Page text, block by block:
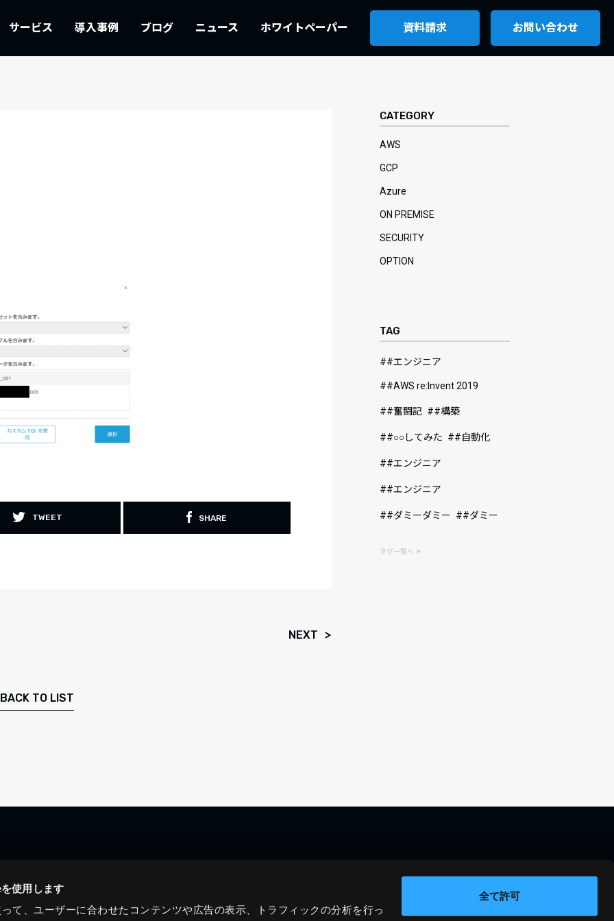
使用します
て、ユーザーに合わせたコンテンツや広告の表示、トラフィックの分析を行っ
全て許可
サービス 導入事例 ブログ ニュース ホワイトペーパー 資料請求 お問い合わせ
TWEET SHARE
NEXT
BACK TO LIST
CATEGORY
AWS
GCP
Azure
ON PREMISE
SECURITY
OPTION
TAG
#エンジニア
#AWS re:Invent 2019
#奮闘記 #構築
#○○してみた #自動化
#エンジニア
#エンジニア
#ダミーダミー #ダミー
タグ一覧へ
ブログ
問い合わせ
運営会社